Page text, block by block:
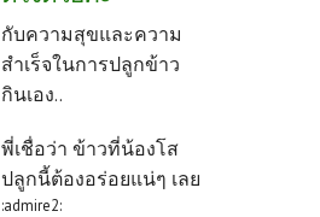
กับความสุขและความ
สำเร็จในการปลูกข้าว
กินเอง..
พี่เชื่อว่า ข้าวที่น้องโส
ปลูกนี้ต้องอร่อยแน่ๆ เลย
:admire2: